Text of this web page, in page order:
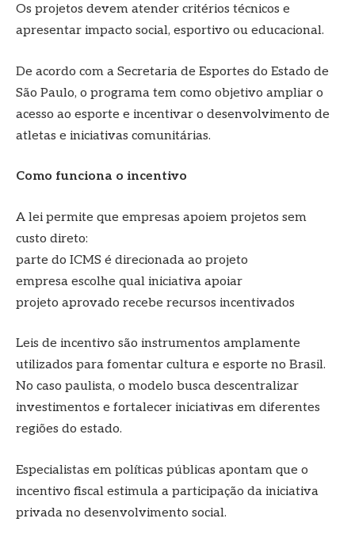
Os projetos devem atender critérios técnicos e
apresentar impacto social, esportivo ou educacional.
De acordo com a Secretaria de Esportes do Estado de
São Paulo, o programa tem como objetivo ampliar o
acesso ao esporte e incentivar o desenvolvimento de
atletas e iniciativas comunitárias.
Como funciona o incentivo
A lei permite que empresas apoiem projetos sem
custo direto:
parte do ICMS é direcionada ao projeto
empresa escolhe qual iniciativa apoiar
projeto aprovado recebe recursos incentivados
Leis de incentivo são instrumentos amplamente
utilizados para fomentar cultura e esporte no Brasil.
No caso paulista, o modelo busca descentralizar
investimentos e fortalecer iniciativas em diferentes
regiões do estado.
Especialistas em políticas públicas apontam que o
incentivo fiscal estimula a participação da iniciativa
privada no desenvolvimento social.